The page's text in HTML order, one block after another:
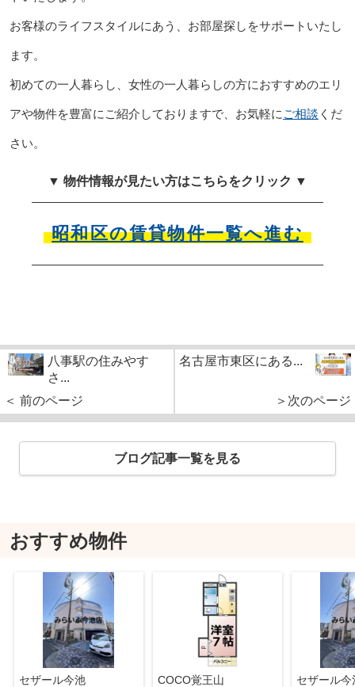
お客様のライフスタイルにあう、お部屋探しをサポートいたし
ます。
初めての一人暮らし、女性の一人暮らしの方におすすめのエリ
アや物件を豊富にご紹介しておりますで、お気軽に ご相談 くだ
さい。
▼ 物件情報が見たい方はこちらをクリック ▼
昭和区の賃貸物件一覧へ進む
八事駅の住みやす
さ...
＜ 前のページ
名古屋市東区にある...
＞次のページ
ブログ記事一覧を見る
おすすめ物件
セザール今池
COCO覚王山
セザール今